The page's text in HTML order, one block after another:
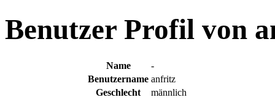
Benutzer Profil von
Name
-
Benutzername anfritz
Geschlecht
männlich